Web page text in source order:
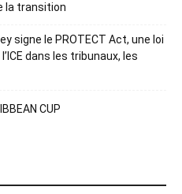
la transition
signe le PROTECT Act, une loi
dans les tribunaux, les
CUP